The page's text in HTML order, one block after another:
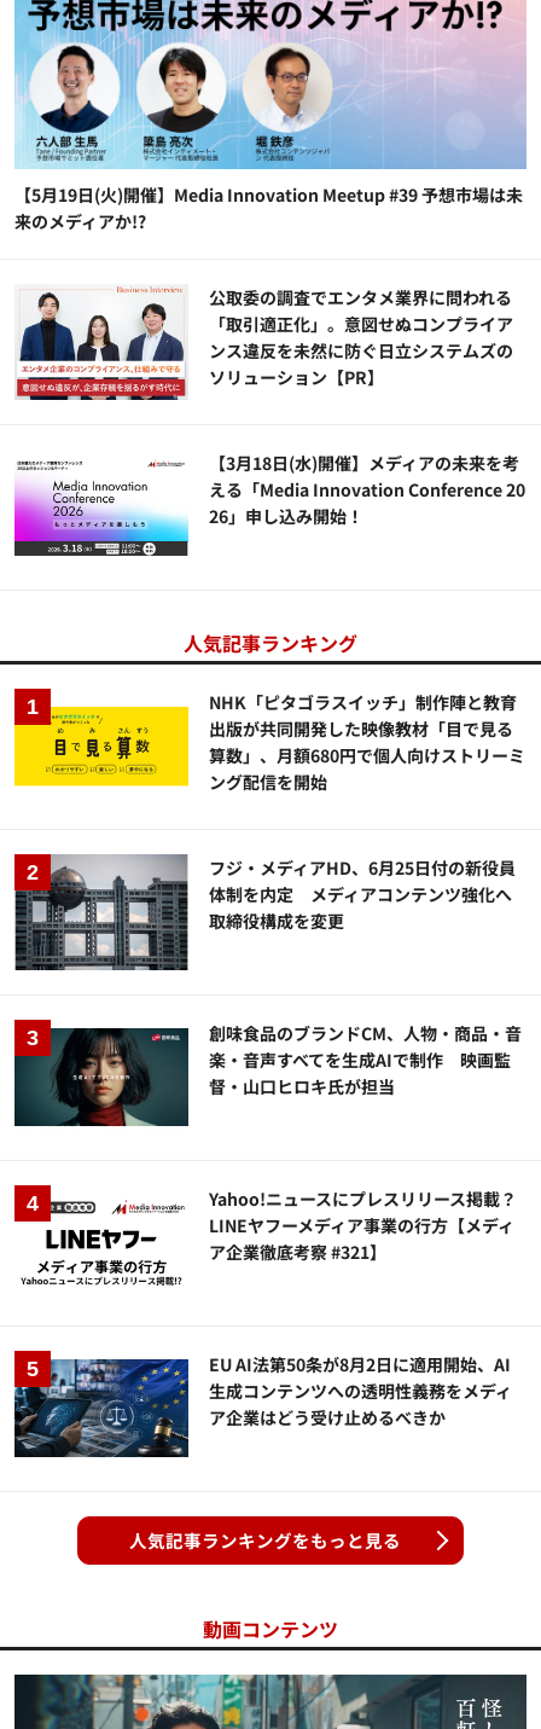
【5月19日(火)開催】Media Innovation Meetup #39 予想市場は未
来のメディアか!?
公​​取委の調査でエンタメ業界に問われる
「取引適正化」。意図せぬコンプライア
ンス違反を未然に防ぐ日立システムズの
ソリューション​【PR】
【3月18日(水)開催】メディアの未来を考
える「Media Innovation Conference 20
26」申し込み開始！
人気記事ランキング
NHK「ピタゴラスイッチ」制作陣と教育
出版が共同開発した映像教材「目で見る
算数」、月額680円で個人向けストリーミ
ング配信を開始
フジ・メディアHD、6月25日付の新役員
体制を内定 メディアコンテンツ強化へ
取締役構成を変更
創味食品のブランドCM、人物・商品・音
楽・音声すべてを生成AIで制作 映画監
督・山口ヒロキ氏が担当
Yahoo!ニュースにプレスリリース掲載？
LINEヤフーメディア事業の行方【メディ
ア企業徹底考察 #321】
EU AI法第50条が8月2日に適用開始、AI
生成コンテンツへの透明性義務をメディ
ア企業はどう受け止めるべきか
人気記事ランキングをもっと見る
動画コンテンツ